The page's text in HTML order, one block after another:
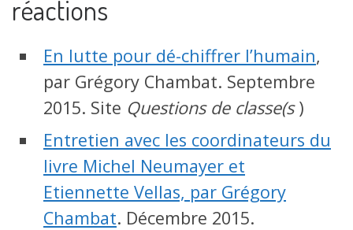
réactions
En lutte pour dé-chiffrer l’humain,
par Grégory Chambat. Septembre
2015. Site Questions de classe(s)
Entretien avec les coordinateurs du
livre Michel Neumayer et
Etiennette Vellas, par Grégory
Chambat. Décembre 2015.